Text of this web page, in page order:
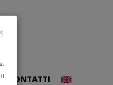
CONTATTI